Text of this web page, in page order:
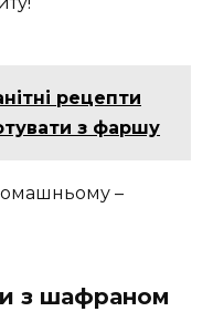
рецепти
з фаршу
–
з шафраном